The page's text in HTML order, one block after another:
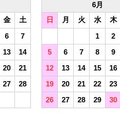
金
土
6
7
13
14
20
21
27
28
6月
日
月 火 水 木
1
2
5
6 7 8 9
12
13 14 15 16
19
20 21 22 23
26
27 28 29 30